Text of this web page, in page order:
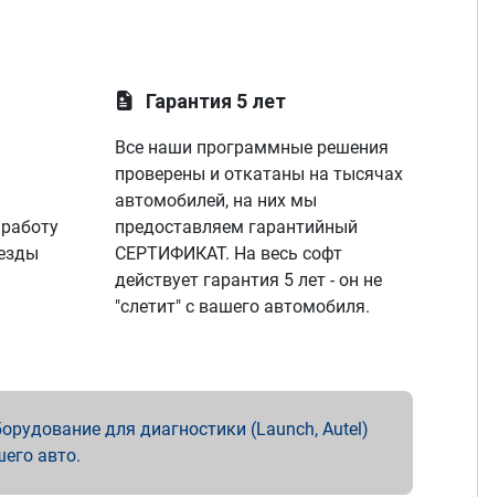
Гарантия 5 лет
Все наши программные решения
проверены и откатаны на тысячах
автомобилей, на них мы
предоставляем гарантийный
СЕРТИФИКАТ. На весь софт
действует гарантия 5 лет - он не
"слетит" с вашего автомобиля.
для диагностики (Launch, Autel)
авто.